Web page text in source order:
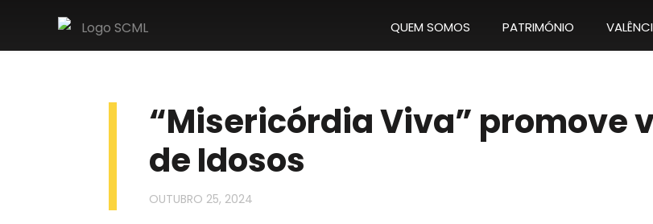
QUEM SOMOS PATRIMÓNIO
“Misericórdia Viva” promove
de Idosos
OUTUBRO 25, 2024